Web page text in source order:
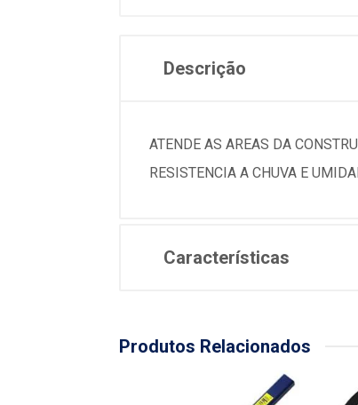
Descrição
ATENDE AS AREAS DA
RESISTENCIA A CHUVA E
Características
Produtos Relacionados